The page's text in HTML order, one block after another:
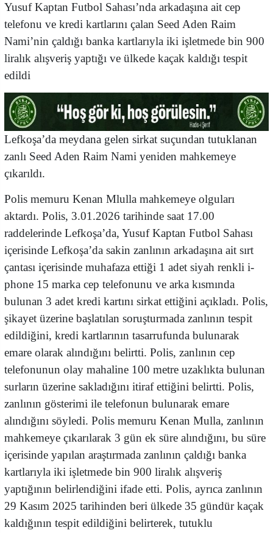
Yusuf Kaptan Futbol Sahası’nda arkadaşına ait cep
telefonu ve kredi kartlarını çalan Seed Aden Raim
Nami’nin çaldığı banka kartlarıyla iki işletmede bin 900
liralık alışveriş yaptığı ve ülkede kaçak kaldığı tespit
edildi
Lefkoşa’da meydana gelen sirkat suçundan tutuklanan
zanlı Seed Aden Raim Nami yeniden mahkemeye
çıkarıldı.
Polis memuru Kenan Mlulla mahkemeye olguları
aktardı. Polis, 3.01.2026 tarihinde saat 17.00
raddelerinde Lefkoşa’da, Yusuf Kaptan Futbol Sahası
içerisinde Lefkoşa’da sakin zanlının arkadaşına ait sırt
çantası içerisinde muhafaza ettiği 1 adet siyah renkli i-
phone 15 marka cep telefonunu ve arka kısmında
bulunan 3 adet kredi kartını sirkat ettiğini açıkladı. Polis,
şikayet üzerine başlatılan soruşturmada zanlının tespit
edildiğini, kredi kartlarının tasarrufunda bulunarak
emare olarak alındığını belirtti. Polis, zanlının cep
telefonunun olay mahaline 100 metre uzaklıkta bulunan
surların üzerine sakladığını itiraf ettiğini belirtti. Polis,
zanlının gösterimi ile telefonun bulunarak emare
alındığını söyledi. Polis memuru Kenan Mulla, zanlının
mahkemeye çıkarılarak 3 gün ek süre alındığını, bu süre
içerisinde yapılan araştırmada zanlının çaldığı banka
kartlarıyla iki işletmede bin 900 liralık alışveriş
yaptığının belirlendiğini ifade etti. Polis, ayrıca zanlının
29 Kasım 2025 tarihinden beri ülkede 35 gündür kaçak
kaldığının tespit edildiğini belirterek, tutuklu